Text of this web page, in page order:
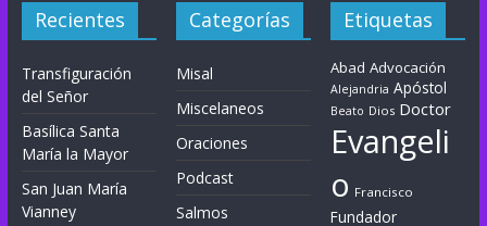
Recientes
Transfiguración
del Señor
Basílica Santa
María la Mayor
San Juan María
Vianney
Categorías
Misal
Miscelaneos
Oraciones
Podcast
Salmos
Etiquetas
Abad Advocación
Alejandria Apóstol
Beato Dios Doctor
Evangeli
o Francisco
Fundador